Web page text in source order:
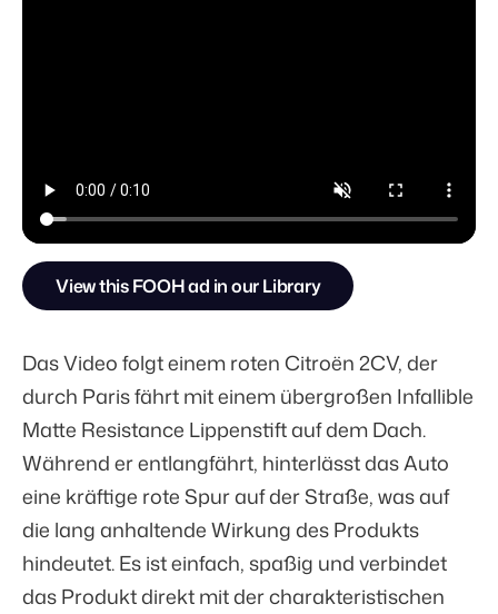
View this FOOH ad in our Library
Das Video folgt einem roten Citroën 2CV, der
durch Paris fährt mit einem übergroßen Infallible
Matte Resistance Lippenstift auf dem Dach.
Während er entlangfährt, hinterlässt das Auto
eine kräftige rote Spur auf der Straße, was auf
die lang anhaltende Wirkung des Produkts
hindeutet. Es ist einfach, spaßig und verbindet
das Produkt direkt mit der charakteristischen